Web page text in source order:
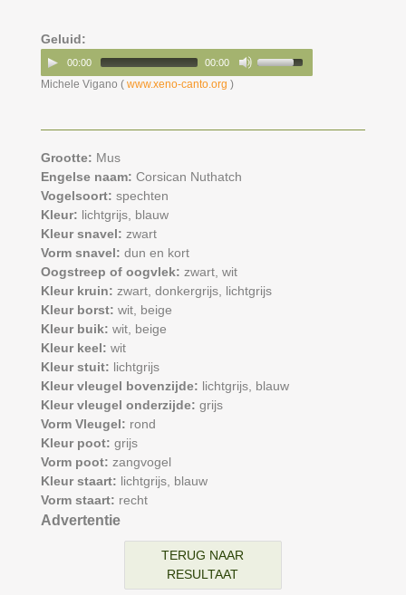
Geluid:
00:00 00:00
Michele Vigano ( www.xeno-canto.org )
Grootte: Mus
Engelse naam: Corsican Nuthatch
Vogelsoort: spechten
Kleur: lichtgrijs, blauw
Kleur snavel: zwart
Vorm snavel: dun en kort
Oogstreep of oogvlek: zwart, wit
Kleur kruin: zwart, donkergrijs, lichtgrijs
Kleur borst: wit, beige
Kleur buik: wit, beige
Kleur keel: wit
Kleur stuit: lichtgrijs
Kleur vleugel bovenzijde: lichtgrijs, blauw
Kleur vleugel onderzijde: grijs
Vorm Vleugel: rond
Kleur poot: grijs
Vorm poot: zangvogel
Kleur staart: lichtgrijs, blauw
Vorm staart: recht
Advertentie
TERUG NAAR
RESULTAAT